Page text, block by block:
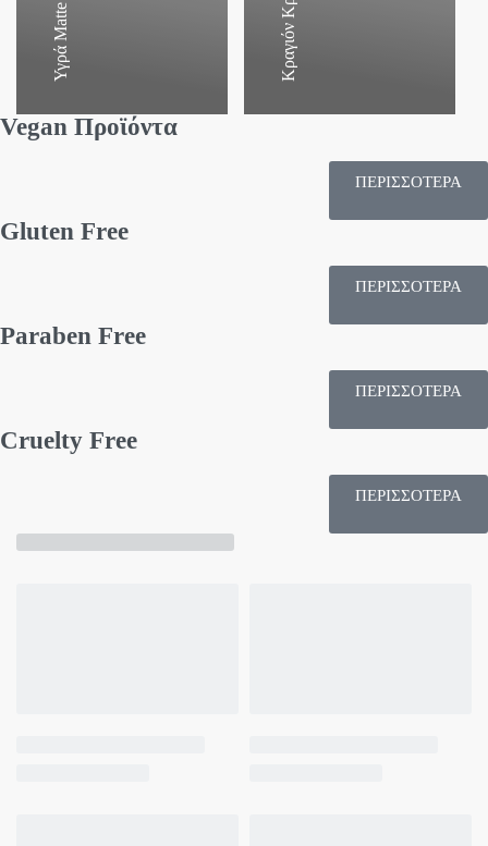
Vegan Προϊόντα
ΠΕΡΙΣΣΟΤΕΡΑ
Gluten Free
ΠΕΡΙΣΣΟΤΕΡΑ
Paraben Free
ΠΕΡΙΣΣΟΤΕΡΑ
Cruelty Free
ΠΕΡΙΣΣΟΤΕΡΑ